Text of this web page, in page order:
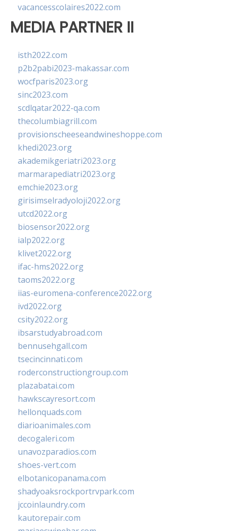
vacancesscolaires2022.com
MEDIA PARTNER II
isth2022.com
p2b2pabi2023-makassar.com
wocfparis2023.org
sinc2023.com
scdlqatar2022-qa.com
thecolumbiagrill.com
provisionscheeseandwineshoppe.com
khedi2023.org
akademikgeriatri2023.org
marmarapediatri2023.org
emchie2023.org
girisimselradyoloji2022.org
utcd2022.org
biosensor2022.org
ialp2022.org
klivet2022.org
ifac-hms2022.org
taoms2022.org
iias-euromena-conference2022.org
ivd2022.org
csity2022.org
ibsarstudyabroad.com
bennusehgall.com
tsecincinnati.com
roderconstructiongroup.com
plazabatai.com
hawkscayresort.com
hellonquads.com
diarioanimales.com
decogaleri.com
unavozparadios.com
shoes-vert.com
elbotanicopanama.com
shadyoaksrockportrvpark.com
jccoinlaundry.com
kautorepair.com